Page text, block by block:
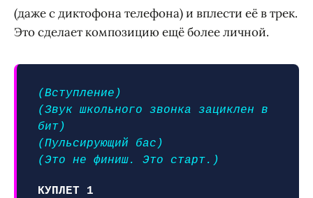
(даже с диктофона телефона) и вплести её в трек.
Это сделает композицию ещё более личной.
(Вступление)
(Звук школьного звонка зациклен в
бит)
(Пульсирующий бас)
(Это не финиш. Это старт.)
КУПЛЕТ 1